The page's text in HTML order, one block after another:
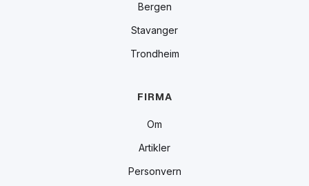
Bergen
Stavanger
Trondheim
FIRMA
Om
Artikler
Personvern